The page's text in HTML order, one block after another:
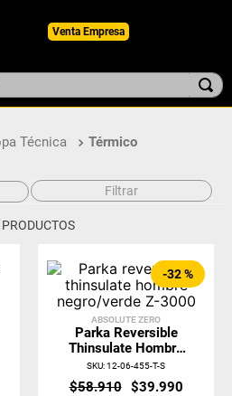
Venta Empresa
Técnica Térmico
Filtrar
PRODUCTOS
-32 %
ABSOLUTE ZERO
Parka Reversible
Thinsulate Hombre
Negro/verde Z-
3000
SKU:12-06-455-T-S
$58.910 $39.990
. botin
casco